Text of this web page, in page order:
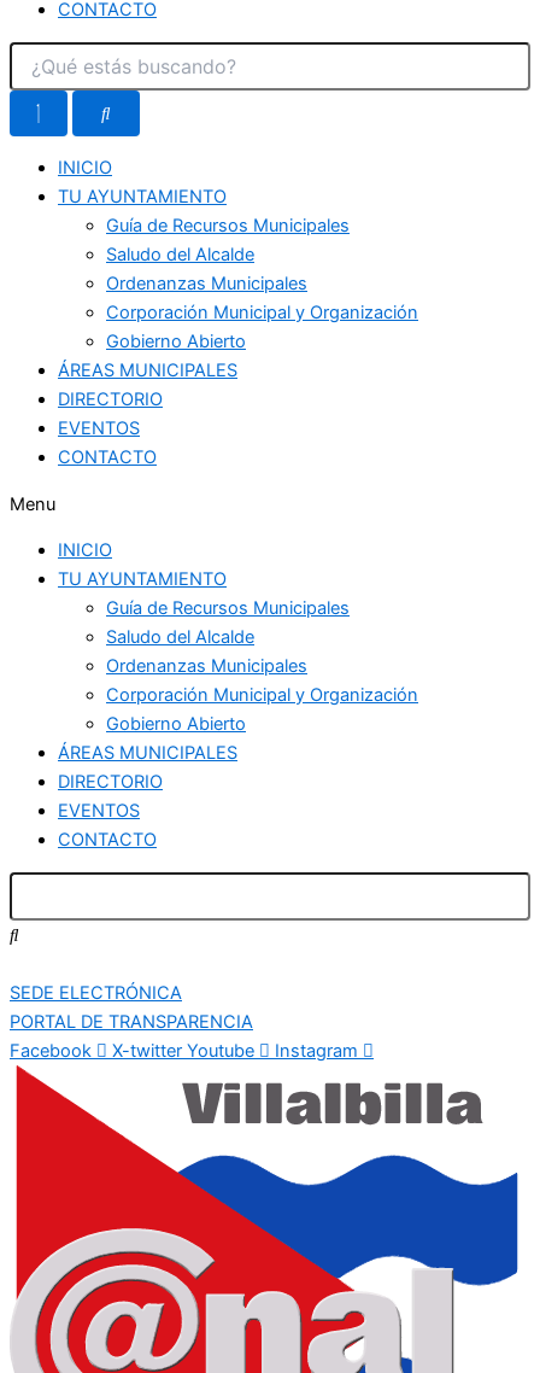
CONTACTO
INICIO
TU AYUNTAMIENTO
Guía de Recursos Municipales
Saludo del Alcalde
Ordenanzas Municipales
Corporación Municipal y Organización
Gobierno Abierto
ÁREAS MUNICIPALES
DIRECTORIO
EVENTOS
CONTACTO
Menu
INICIO
TU AYUNTAMIENTO
Guía de Recursos Municipales
Saludo del Alcalde
Ordenanzas Municipales
Corporación Municipal y Organización
Gobierno Abierto
ÁREAS MUNICIPALES
DIRECTORIO
EVENTOS
CONTACTO
SEDE ELECTRÓNICA
PORTAL DE TRANSPARENCIA
Facebook
X-twitter Youtube Instagram